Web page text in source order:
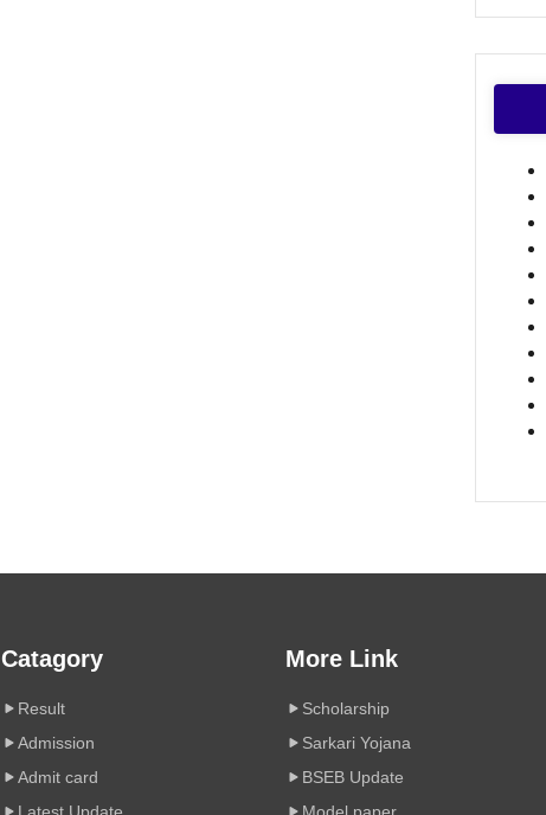
Catagory
Result
Admission
Admit card
Latest Update
More Link
Scholarship
Sarkari Yojana
BSEB Update
Model paper